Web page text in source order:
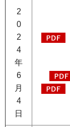
2
0
2
4
年
6
月
4
日